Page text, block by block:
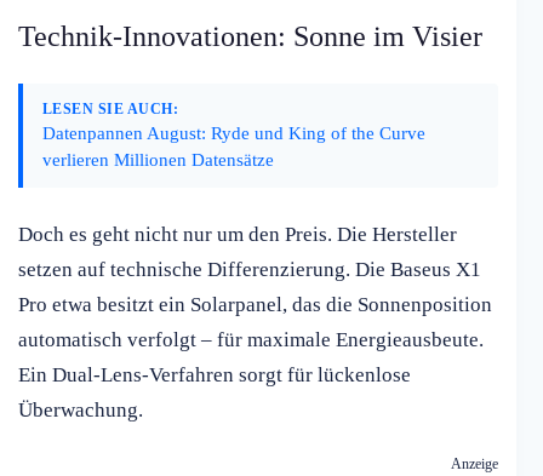
Technik-Innovationen: Sonne im Visier
LESEN SIE AUCH:
Datenpannen August: Ryde und King of the Curve
verlieren Millionen Datensätze
Doch es geht nicht nur um den Preis. Die Hersteller
setzen auf technische Differenzierung. Die Baseus X1
Pro etwa besitzt ein Solarpanel, das die Sonnenposition
automatisch verfolgt – für maximale Energieausbeute.
Ein Dual-Lens-Verfahren sorgt für lückenlose
Überwachung.
Anzeige